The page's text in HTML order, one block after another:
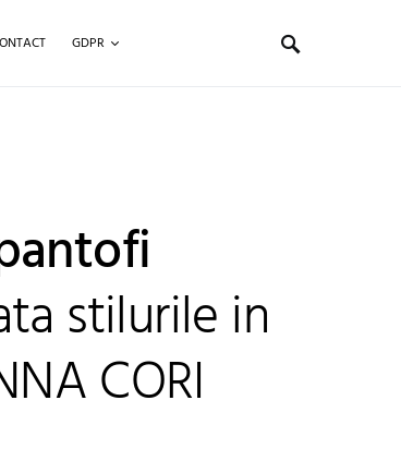
GDPR
stilurile in
CORI